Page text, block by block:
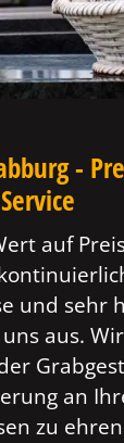
-
auf
und sehr
aus.
an
zu